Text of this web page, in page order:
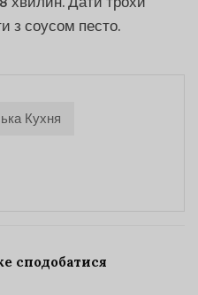
з соусом песто.
Кухня
сподобатися